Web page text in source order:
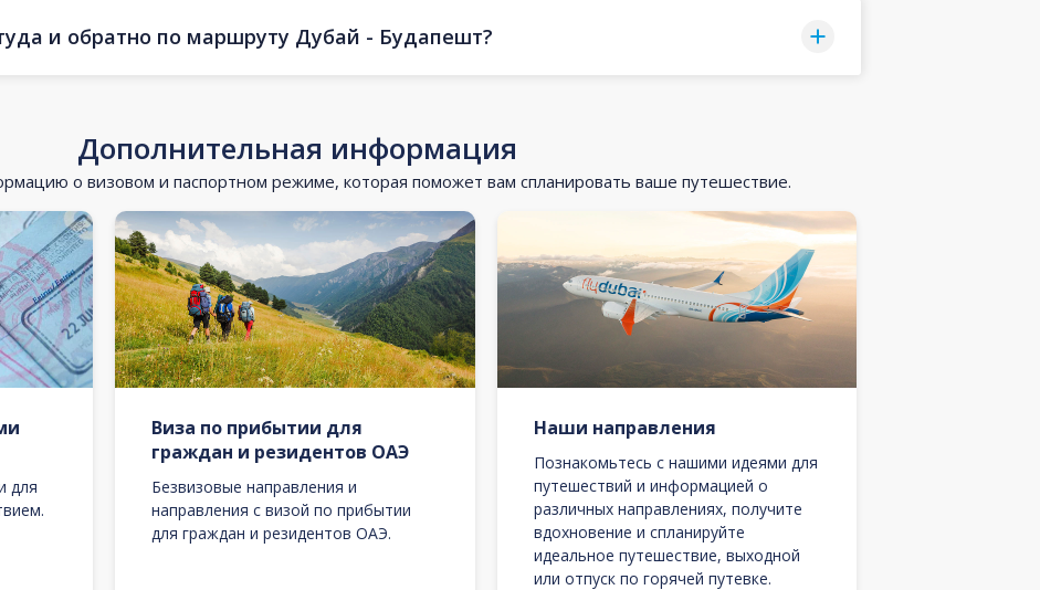
и обратно по маршруту Дубай - Будапешт?
Дополнительная информация
о визовом и паспортном режиме, которая поможет вам спланировать ваше путешествие.
для
Виза по прибытии для
граждан и резидентов ОАЭ
Безвизовые направления и
направления с визой по прибытии
для граждан и резидентов ОАЭ.
Наши направления
Познакомьтесь с нашими идеями для
путешествий и информацией о
различных направлениях, получите
вдохновение и спланируйте
идеальное путешествие, выходной
или отпуск по горячей путевке.